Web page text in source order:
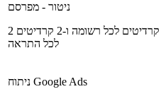
ניטור - מפרסם
2 קרדיטים לכל רשומה ו-2 קרדיטים
לכל התראה
ניתוח Google Ads